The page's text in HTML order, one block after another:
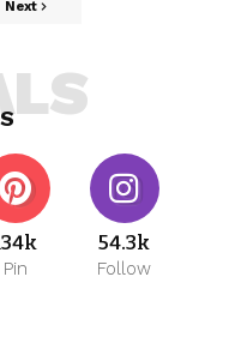
Next
Pin
54.3k
Follow